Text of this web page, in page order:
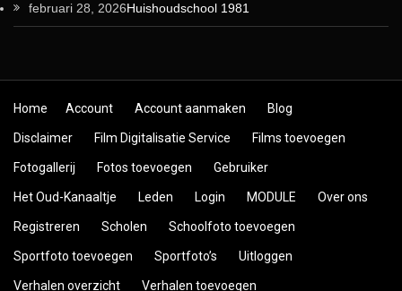
Huishoudschool 1981
februari 28, 2026
Skip to content
Home Account Account aanmaken Blog
Disclaimer Film Digitalisatie Service Films toevoegen
Fotogallerij Fotos toevoegen Gebruiker
Het Oud-Kanaaltje Leden Login MODULE Over ons
Registreren Scholen Schoolfoto toevoegen
Sportfoto toevoegen Sportfoto’s Uitloggen
Verhalen overzicht Verhalen toevoegen